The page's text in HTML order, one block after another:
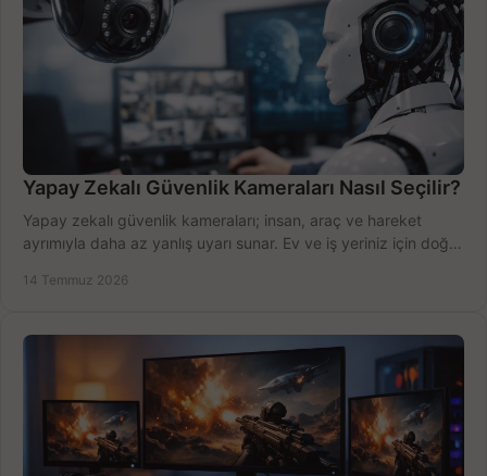
Yapay Zekalı Güvenlik Kameraları Nasıl Seçilir?
Yapay zekalı güvenlik kameraları; insan, araç ve hareket
ayrımıyla daha az yanlış uyarı sunar. Ev ve iş yeriniz için doğru
14 Temmuz 2026